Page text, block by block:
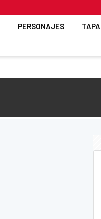
PERSONAJES
TAPA